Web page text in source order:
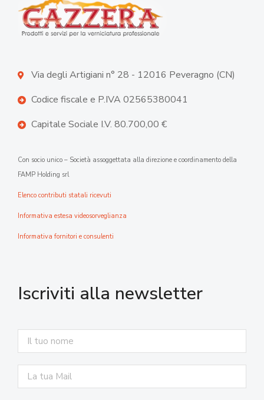
Via degli Artigiani n° 28 - 12016 Peveragno (CN)
Codice fiscale e P.IVA 02565380041
Capitale Sociale I.V. 80.700,00 €
Con socio unico – Società assoggettata alla direzione e coordinamento della
FAMP Holding srl
Elenco contributi statali ricevuti
Informativa estesa videosorveglianza
Informativa fornitori e consulenti
Iscriviti alla newsletter